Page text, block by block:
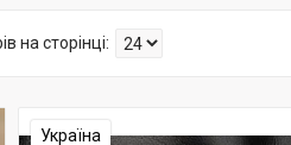
Україна